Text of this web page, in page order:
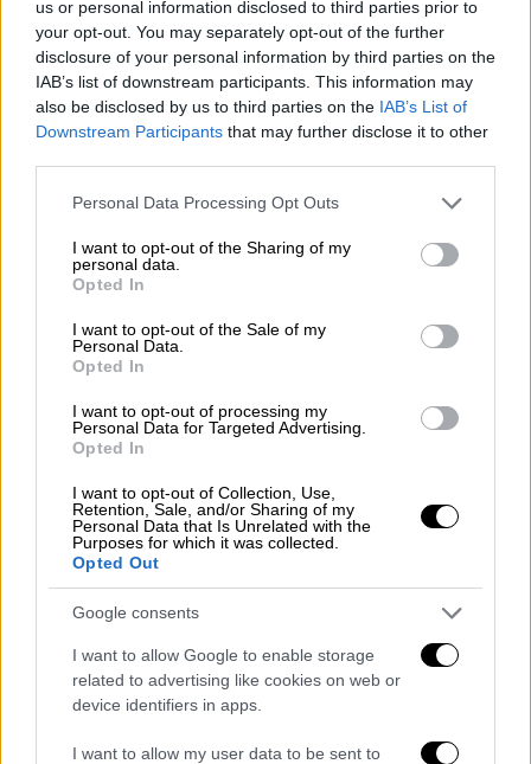
us or personal information disclosed to third parties prior to
your opt-out. You may separately opt-out of the further
disclosure of your personal information by third parties on the
IAB’s list of downstream participants. This information may
also be disclosed by us to third parties on the IAB’s List of
Downstream Participants that may further disclose it to other
Please note that this website/app uses one or more Google
not limited to your visit or usage behaviour. You may click to
grant or deny consent to Google and its third-party tags to
use your data for below specified purposes in below Google
consent section.
Personal Data Processing Opt Outs
I want to opt-out of the Sharing of my
personal data.
Opted In
I want to opt-out of the Sale of my
Personal Data.
Opted In
I want to opt-out of processing my
Personal Data for Targeted Advertising.
Opted In
I want to opt-out of Collection, Use,
Retention, Sale, and/or Sharing of my
Personal Data that Is Unrelated with the
Purposes for which it was collected.
Opted Out
Google consents
I want to allow Google to enable storage
related to advertising like cookies on web or
device identifiers in apps.
I want to allow my user data to be sent to
«Το αιωρούμενο ηφαίστειο»
To Cono de Arita από πολλούς
χαρακτηρίζεται «το αιωρούμενο ηφαίστειο»
λόγω της οπτικής ψευδαίσθησης που συχνά
παρατηρούν οι άνθρωποι όταν κοιτάζουν τον
κωνικό σχηματισμό από μακριά. Απέναντι
από τις απέραντες αλυκές, το ηφαίστειο
μερικές φορές φαίνεται σαν να επιπλέει.
Για να φτάσετε στο σημείο, θα πρέπει να
διασχίσετε το άγονο Salar de Arizaro, το
οποίο δεν είναι εύκολο κατόρθωμα. Για τον
λόγο αυτό, ο φυσικός σχηματισμός δεν